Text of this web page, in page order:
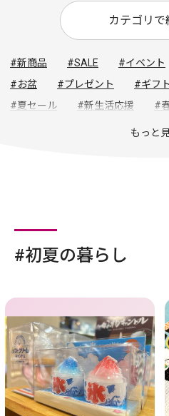
カテゴリで
#新商品 #SALE #イベント
#お盆
#プレゼント #ギフト
#夏セール
#新生活応援 #
もっと
#初夏の暮らし